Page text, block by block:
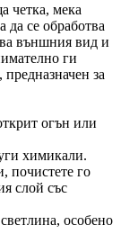
четка, мека
да се обработва
външния вид и
ги
за
огън или
химикали.
почистете го
слой със
особено